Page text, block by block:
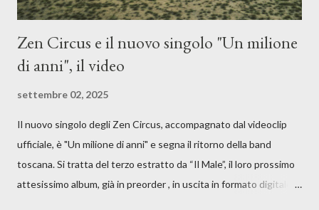
Zen Circus e il nuovo singolo "Un milione
di anni", il video
settembre 02, 2025
Il nuovo singolo degli Zen Circus, accompagnato dal videoclip
ufficiale, è "Un milione di anni" e segna il ritorno della band
toscana. Si tratta del terzo estratto da “Il Male”, il loro prossimo
attesissimo album, già in preorder , in uscita in formato digitale il